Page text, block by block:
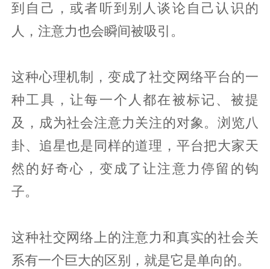
到自己，或者听到别人谈论自己认识的
人，注意力也会瞬间被吸引。
这种心理机制，变成了社交网络平台的一
种工具，让每一个人都在被标记、被提
及，成为社会注意力关注的对象。浏览八
卦、追星也是同样的道理，平台把大家天
然的好奇心，变成了让注意力停留的钩
子。
这种社交网络上的注意力和真实的社会关
系有一个巨大的区别，就是它是单向的。